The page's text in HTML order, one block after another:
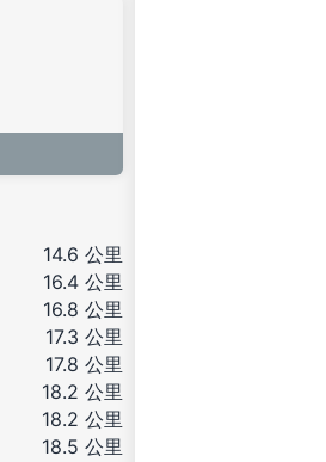
14.6 公里
16.4 公里
16.8 公里
17.3 公里
17.8 公里
18.2 公里
18.2 公里
18.5 公里